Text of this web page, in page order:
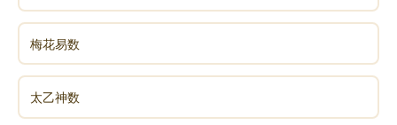
梅花易数
太乙神数